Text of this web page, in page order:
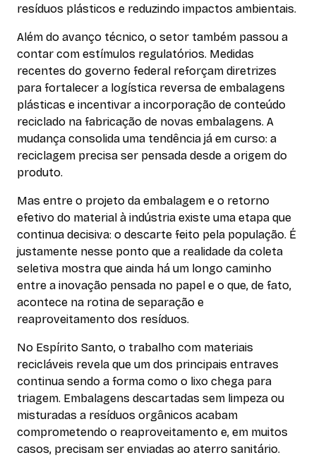
resíduos plásticos e reduzindo impactos ambientais.
Além do avanço técnico, o setor também passou a
contar com estímulos regulatórios. Medidas
recentes do governo federal reforçam diretrizes
para fortalecer a logística reversa de embalagens
plásticas e incentivar a incorporação de conteúdo
reciclado na fabricação de novas embalagens. A
mudança consolida uma tendência já em curso: a
reciclagem precisa ser pensada desde a origem do
produto.
Mas entre o projeto da embalagem e o retorno
efetivo do material à indústria existe uma etapa que
continua decisiva: o descarte feito pela população. É
justamente nesse ponto que a realidade da coleta
seletiva mostra que ainda há um longo caminho
entre a inovação pensada no papel e o que, de fato,
acontece na rotina de separação e
reaproveitamento dos resíduos.
No Espírito Santo, o trabalho com materiais
recicláveis revela que um dos principais entraves
continua sendo a forma como o lixo chega para
triagem. Embalagens descartadas sem limpeza ou
misturadas a resíduos orgânicos acabam
comprometendo o reaproveitamento e, em muitos
casos, precisam ser enviadas ao aterro sanitário.